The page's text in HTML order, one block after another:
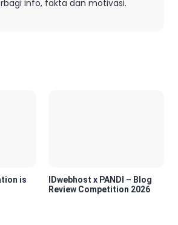
info, fakta dan motivasi.
is
IDwebhost x PANDI – Blog
Review Competition 2026